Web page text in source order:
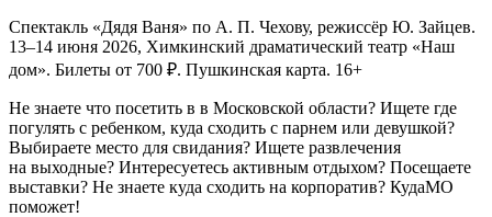
Спектакль «Дядя Ваня» по А. П. Чехову, режиссёр Ю. Зайцев.
13–14 июня 2026, Химкинский драматический театр «Наш
дом». Билеты от 700 ₽. Пушкинская карта. 16+
Не знаете что посетить в в Московской области? Ищете где
погулять с ребенком, куда сходить с парнем или девушкой?
Выбираете место для свидания? Ищете развлечения
на выходные? Интересуетесь активным отдыхом? Посещаете
выставки? Не знаете куда сходить на корпоратив? КудаМО
поможет!